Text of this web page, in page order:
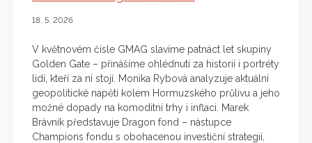
18. 5. 2026
V květnovém čísle GMAG slavíme patnáct let skupiny
Golden Gate – přinášíme ohlédnutí za historií i portréty
lidí, kteří za ní stojí. Monika Rybová analyzuje aktuální
geopolitické napětí kolem Hormuzského průlivu a jeho
možné dopady na komoditní trhy i inflaci. Marek
Brávník představuje Dragon fond – nástupce
Champions fondu s obohacenou investiční strategií,